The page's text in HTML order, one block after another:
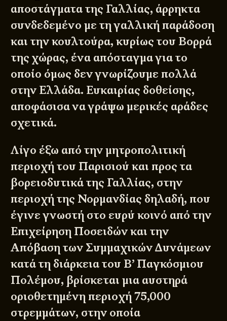
αποστάγματα της Γαλλίας, άρρηκτα
συνδεδεμένο με τη γαλλική παράδοση
και την κουλτούρα, κυρίως του Βορρά
της χώρας, ένα απόσταγμα για το
οποίο όμως δεν γνωρίζουμε πολλά
στην Ελλάδα. Ευκαιρίας δοθείσης,
αποφάσισα να γράψω μερικές αράδες
σχετικά.
Λίγο έξω από την μητροπολιτική
περιοχή του Παρισιού και προς τα
βορειοδυτικά της Γαλλίας, στην
περιοχή της Νορμανδίας δηλαδή, που
έγινε γνωστή στο ευρύ κοινό από την
Επιχείρηση Ποσειδών και την
Απόβαση των Συμμαχικών Δυνάμεων
κατά τη διάρκεια του Β’ Παγκόσμιου
Πολέμου, βρίσκεται μια αυστηρά
οριοθετημένη περιοχή 75,000
στρεμμάτων, στην οποία